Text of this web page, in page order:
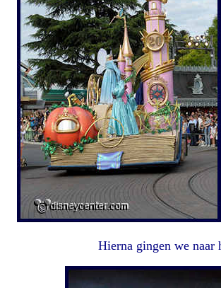
Hierna gingen we naar